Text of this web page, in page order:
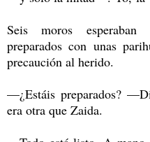
Seis moros esperaban
preparados con unas
precaución al herido.
—¿Estáis preparados?
era otra que Zaida.